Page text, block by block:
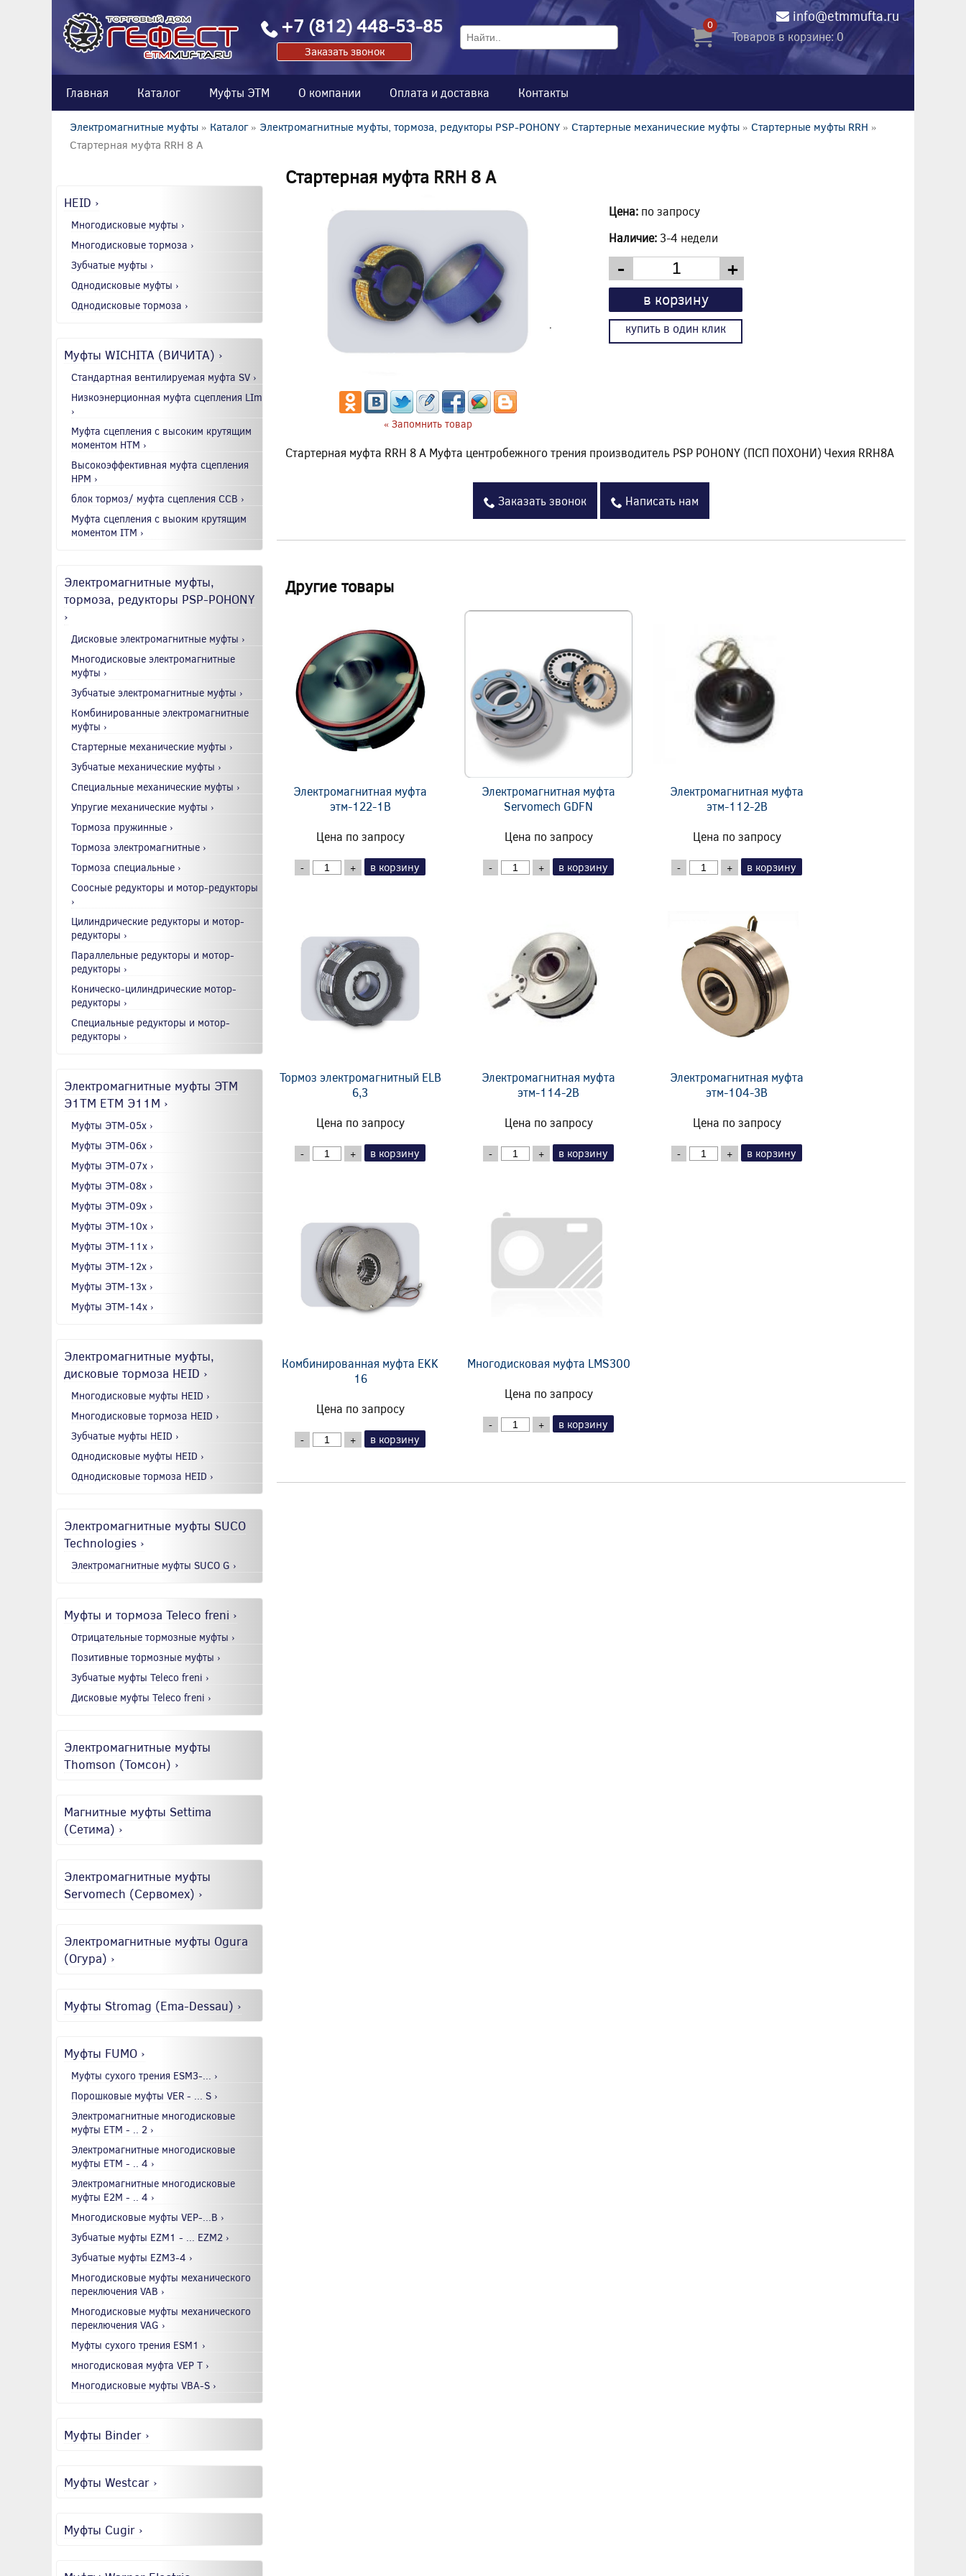
info@etmmufta.ru
+7 (812) 448-53-85
Заказать звонок
0
Товаров в корзине: 0
Главная Каталог Муфты ЭТМ О компании Оплата и доставка Контакты
Электромагнитные муфты » Каталог» Электромагнитные муфты, тормоза, редукторы PSP-POHONY » Стартерные механические муфты » Стартерные муфты RRH »
Стартерная муфта RRH 8 A
HEID ›
Многодисковые муфты ›
Многодисковые тормоза ›
Зубчатые муфты ›
Однодисковые муфты ›
Однодисковые тормоза ›
Муфты WICHITA (ВИЧИТА) ›
Стандартная вентилируемая муфта SV ›
Низкоэнерционная муфта сцепления LIm
›
Муфта сцепления с высоким крутящим
моментом HTM ›
Высокоэффективная муфта сцепления
HPM ›
блок тормоз/ муфта сцепления CCB ›
Муфта сцепления с выоким крутящим
моментом ITM ›
Электромагнитные муфты,
тормоза, редукторы PSP-POHONY
›
Дисковые электромагнитные муфты ›
Многодисковые электромагнитные
муфты ›
Зубчатые электромагнитные муфты ›
Комбинированные электромагнитные
муфты ›
Стартерные механические муфты ›
Зубчатые механические муфты ›
Специальные механические муфты ›
Упругие механические муфты ›
Тормоза пружинные ›
Тормоза электромагнитные ›
Тормоза специальные ›
Соосные редукторы и мотор-редукторы
›
Цилиндрические редукторы и мотор-
редукторы ›
Параллельные редукторы и мотор-
редукторы ›
Коническо-цилиндрические мотор-
редукторы ›
Специальные редукторы и мотор-
редукторы ›
Электромагнитные муфты ЭТМ
Э1ТМ ETM Э11М ›
Муфты ЭТМ-05x ›
Муфты ЭТМ-06x ›
Муфты ЭТМ-07x ›
Муфты ЭТМ-08x ›
Муфты ЭТМ-09x ›
Муфты ЭТМ-10x ›
Муфты ЭТМ-11x ›
Муфты ЭТМ-12x ›
Муфты ЭТМ-13x ›
Муфты ЭТМ-14x ›
Электромагнитные муфты,
дисковые тормоза HEID ›
Многодисковые муфты HEID ›
Многодисковые тормоза HEID ›
Зубчатые муфты HEID ›
Однодисковые муфты HEID ›
Однодисковые тормоза HEID ›
Электромагнитные муфты SUCO
Technologies ›
Электромагнитные муфты SUCO G ›
Муфты и тормоза Teleco freni ›
Отрицательные тормозные муфты ›
Позитивные тормозные муфты ›
Зубчатые муфты Teleco freni ›
Дисковые муфты Teleco freni ›
Электромагнитные муфты
Thomson (Томсон) ›
Магнитные муфты Settima
(Сетима) ›
Электромагнитные муфты
Servomech (Сервомех) ›
Электромагнитные муфты Ogura
(Огура) ›
Муфты Stromag (Ema-Dessau) ›
Муфты FUMO ›
Муфты сухого трения ESM3-... ›
Порошковые муфты VER - ... S ›
Электромагнитные многодисковые
муфты EТМ - .. 2 ›
Электромагнитные многодисковые
муфты EТМ - .. 4 ›
Электромагнитные многодисковые
муфты E2М - .. 4 ›
Многодисковые муфты VEP-...B ›
Зубчатые муфты EZM1 - ... EZM2 ›
Зубчатые муфты EZM3-4 ›
Многодисковые муфты механического
переключения VAB ›
Многодисковые муфты механического
переключения VAG ›
Муфты сухого трения ESM1 ›
многодисковая муфта VEP T ›
Многодисковые муфты VBA-S ›
Муфты Binder ›
Муфты Westcar ›
Муфты Cugir ›
Стартерная муфта RRH 8 A
« Запомнить товар
Цена: по запросу
Наличие: 3-4 недели
- +
в корзину
купить в один клик
Стартерная муфта RRH 8 A Муфта центробежного трения производитель PSP POHONY (ПСП ПОХОНИ) Чехия RRH8A
Заказать звонок Написать нам
Другие товары
Электромагнитная муфта
этм-122-1В
Цена по запросу
- + в корзину
Электромагнитная муфта
Servomech GDFN
Цена по запросу
- + в корзину
Электромагнитная муфта
этм-112-2В
Цена по запросу
- + в корзину
Тормоз электромагнитный ELB
6,3
Цена по запросу
- + в корзину
Электромагнитная муфта
этм-114-2В
Цена по запросу
- + в корзину
Электромагнитная муфта
этм-104-3В
Цена по запросу
- + в корзину
Комбинированная муфта EKK
16
Цена по запросу
- + в корзину
Многодисковая муфта LMS300
Цена по запросу
- + в корзину